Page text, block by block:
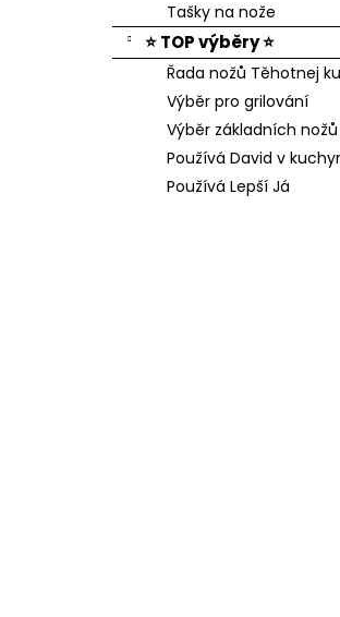
Tašky na nože
⭐ TOP výběry ⭐
Řada nožů Těhotnej
Výběr pro grilování
Výběr základních nožů
Používá David v
Používá Lepší Já